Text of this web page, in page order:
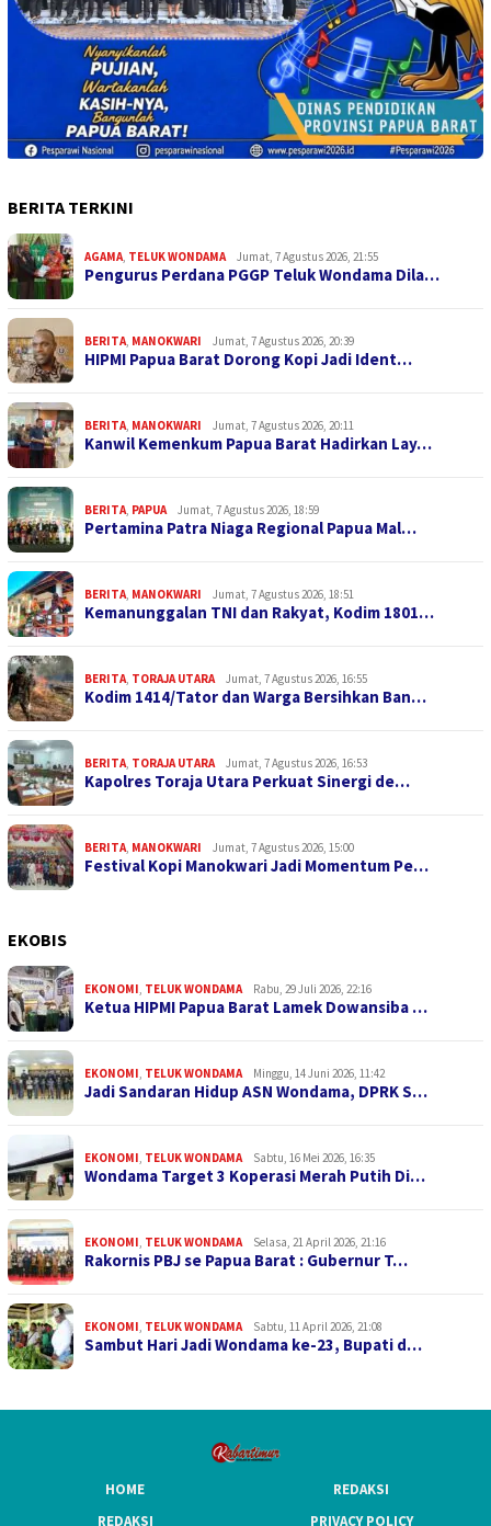
BERITA TERKINI
AGAMA TELUK WONDAMA Jumat, 7 Agustus 2026, 21:55
Pengurus Perdana PGGP Teluk Wondama Dila…
BERITA MANOKWARI Jumat, 7 Agustus 2026, 20:39
HIPMI Papua Barat Dorong Kopi Jadi Ident…
BERITA MANOKWARI Jumat, 7 Agustus 2026, 20:11
Kanwil Kemenkum Papua Barat Hadirkan Lay…
BERITA PAPUA Jumat, 7 Agustus 2026, 18:59
Pertamina Patra Niaga Regional Papua Mal…
BERITA MANOKWARI Jumat, 7 Agustus 2026, 18:51
Kemanunggalan TNI dan Rakyat, Kodim 1801…
BERITA TORAJA UTARA Jumat, 7 Agustus 2026, 16:55
Kodim 1414/Tator dan Warga Bersihkan Ban…
BERITA TORAJA UTARA Jumat, 7 Agustus 2026, 16:53
Kapolres Toraja Utara Perkuat Sinergi de…
BERITA MANOKWARI Jumat, 7 Agustus 2026, 15:00
Festival Kopi Manokwari Jadi Momentum Pe…
EKOBIS
EKONOMI TELUK WONDAMA Rabu, 29 Juli 2026, 22:16
Ketua HIPMI Papua Barat Lamek Dowansiba …
EKONOMI TELUK WONDAMA Minggu, 14 Juni 2026, 11:42
Jadi Sandaran Hidup ASN Wondama, DPRK S…
EKONOMI TELUK WONDAMA Sabtu, 16 Mei 2026, 16:35
Wondama Target 3 Koperasi Merah Putih Di…
EKONOMI TELUK WONDAMA Selasa, 21 April 2026, 21:16
Rakornis PBJ se Papua Barat : Gubernur T…
EKONOMI TELUK WONDAMA Sabtu, 11 April 2026, 21:08
Sambut Hari Jadi Wondama ke-23, Bupati d…
HOME
REDAKSI
REDAKSI
PRIVACY POLICY